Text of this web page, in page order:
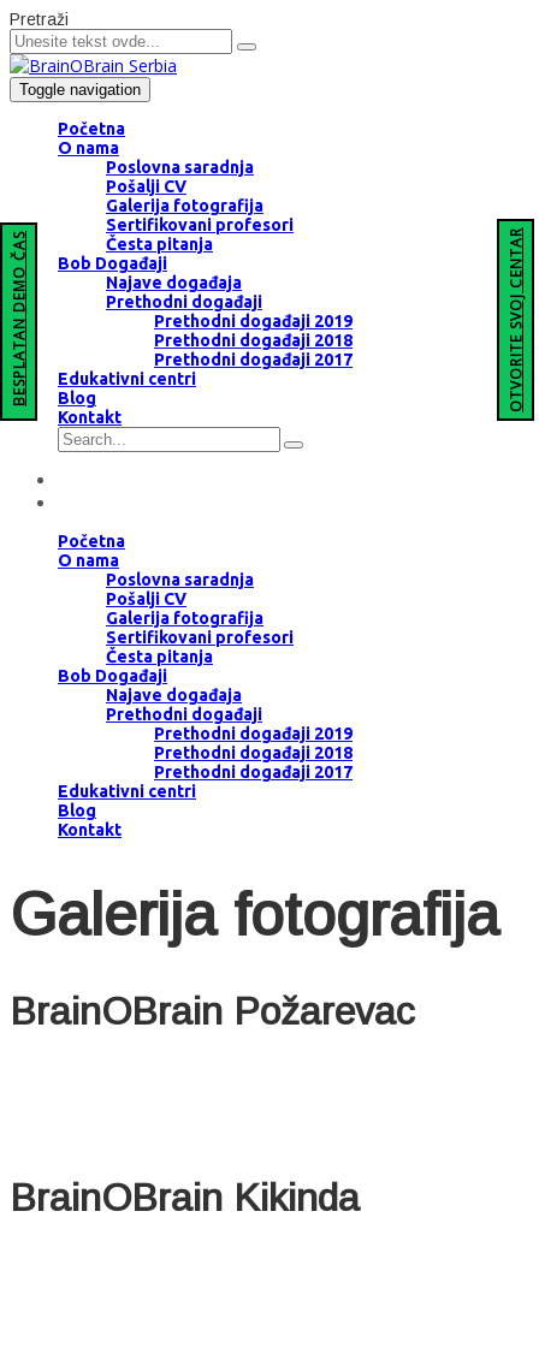
BESPLATAN DEMO ČAS OTVORITE SVOJ CENTAR
Pretraži
Toggle navigation
Početna
O nama
Poslovna saradnja
Pošalji CV
Galerija fotografija
Sertifikovani profesori
Česta pitanja
Bob Događaji
Najave događaja
Prethodni događaji
Prethodni događaji 2019
Prethodni događaji 2018
Prethodni događaji 2017
Edukativni centri
Blog
Kontakt
Početna
O nama
Poslovna saradnja
Pošalji CV
Galerija fotografija
Sertifikovani profesori
Česta pitanja
Bob Događaji
Najave događaja
Prethodni događaji
Prethodni događaji 2019
Prethodni događaji 2018
Prethodni događaji 2017
Edukativni centri
Blog
Kontakt
Galerija fotografija
BrainOBrain Požarevac
BrainOBrain Kikinda